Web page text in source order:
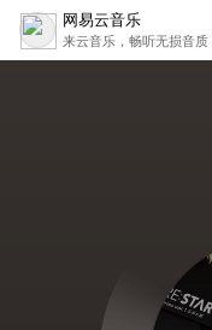
网易云音乐
来云音乐，畅听无损音质